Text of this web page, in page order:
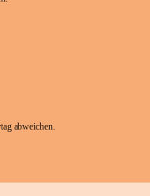
abweichen.